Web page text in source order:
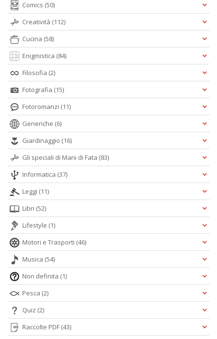
Comics (50)
Creatività (112)
Cucina (58)
Enigmistica (84)
Filosofia (2)
Fotografia (15)
Fotoromanzi (11)
Generiche (6)
Giardinaggio (16)
Gli speciali di Mani di Fata (83)
Informatica (37)
Leggi (11)
Libri (52)
Lifestyle (1)
Motori e Trasporti (46)
Musica (54)
Non definita (1)
Pesca (2)
Quiz (2)
Raccolte PDF (43)